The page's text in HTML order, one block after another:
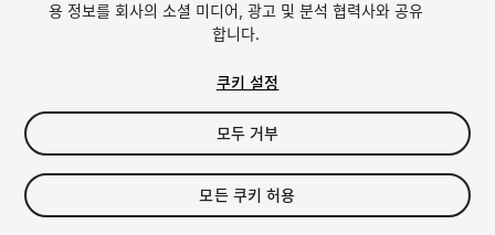
$49.99
세금/부가세는 결제 시 반영됩니다.
용 정보를 회사의 소셜 미디어, 광고 및 분석 협력사와 공유
합니다.
쿠키 설정
모두 거부
모든 쿠키 허용